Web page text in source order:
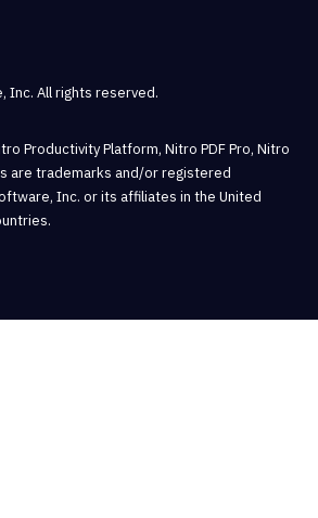
All rights reserved.
Productivity Platform, Nitro PDF Pro, Nitro
are trademarks and/or registered
Inc. or its affiliates in the United